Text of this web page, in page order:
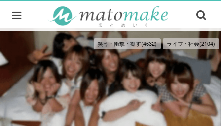
笑う・衝撃・癒す(4632) ライフ・社会(2104)